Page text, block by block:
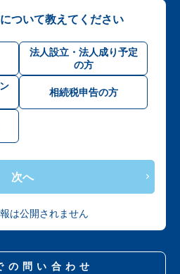
ついて教えてください
法人設立・法人成り予定
の方
相続税申告の方
次へ
は公開されません
の問い合わせ